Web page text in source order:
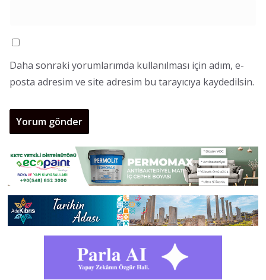
Daha sonraki yorumlarımda kullanılması için adım, e-
posta adresim ve site adresim bu tarayıcıya kaydedilsin.